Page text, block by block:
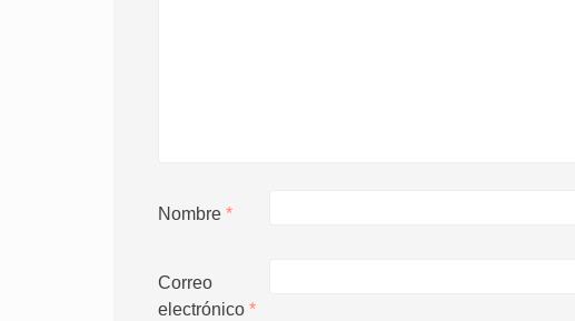
Nombre *
Correo
electrónico *